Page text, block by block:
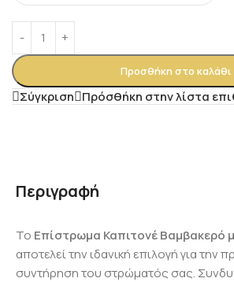
Προσθήκη στο καλάθι
Σύγκριση Πρόσθήκη στην λίστα
Περιγραφή
Το Επίστρωμα Καπιτονέ Βαμβακερό
αποτελεί την ιδανική επιλογή για την
συντήρηση του στρώματός σας.